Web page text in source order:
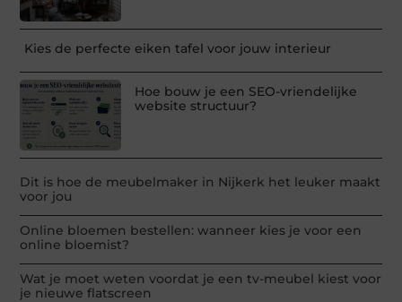
Kies de perfecte eiken tafel voor jouw interieur
Hoe bouw je een SEO-vriendelijke
website structuur?
Dit is hoe de meubelmaker in Nijkerk het leuker maakt
voor jou
Online bloemen bestellen: wanneer kies je voor een
online bloemist?
Wat je moet weten voordat je een tv-meubel kiest voor
je nieuwe flatscreen